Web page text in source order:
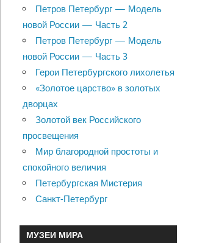
Петров Петербург — Модель
новой России — Часть 2
Петров Петербург — Модель
новой России — Часть 3
Герои Петербургского лихолетья
«Золотое царство» в золотых
дворцах
Золотой век Российского
просвещения
Мир благородной простоты и
спокойного величия
Петербургская Мистерия
Санкт-Петербург
МУЗЕИ МИРА